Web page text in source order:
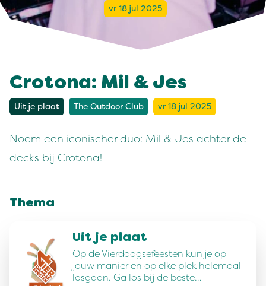
vr 18 jul 2025
Crotona: Mil & Jes
Uit je plaat The Outdoor Club vr 18 jul 2025
Noem een iconischer duo: Mil & Jes achter de
decks bij Crotona!
Thema
Uit je plaat
Op de Vierdaagsefeesten kun je op
jouw manier en op elke plek helemaal
losgaan. Ga los bij de beste…